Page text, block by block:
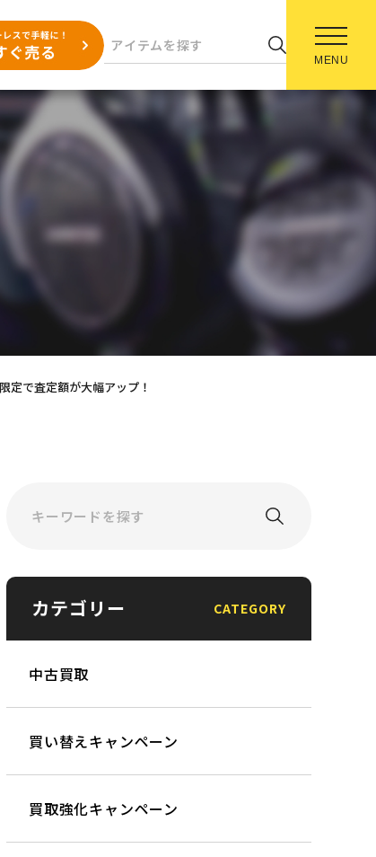
MENU
定で査定額が大幅アップ！
カテゴリー CATEGORY
中古買取
買い替えキャンペーン
買取強化キャンペーン